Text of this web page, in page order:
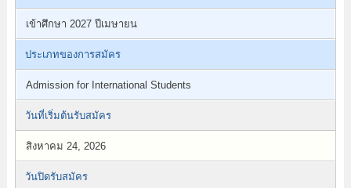
เข้าศึกษา 2027 ปีเมษายน
ประเภทของการสมัคร
Admission for International Students
วันที่เริ่มต้นรับสมัคร
สิงหาคม 24, 2026
วันปิดรับสมัคร